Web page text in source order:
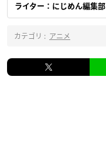
ライター：にじめん編集部
カテゴリ : アニメ